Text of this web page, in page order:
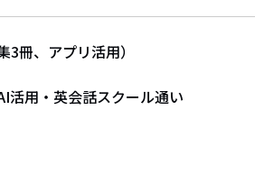
冊、アプリ活用）
活用・英会話スクール通い